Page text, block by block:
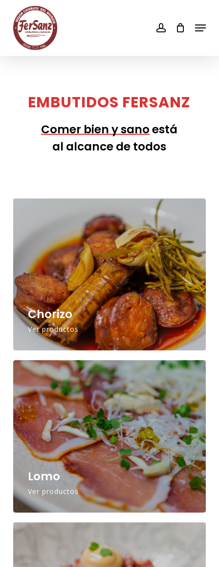
main
content
account
EMBUTIDOS FERSANZ
Comer bien y sanoestá
al alcance de todos
Chorizo
Ver productos
Lomo
Ver productos